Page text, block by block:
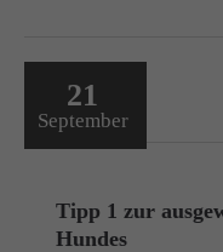
21
September
Tipp 1 zur
Hundes